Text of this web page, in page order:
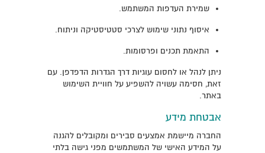
שמירת העדפות המשתמש.
איסוף נתוני שימוש לצרכי סטטיסטיקה וניתוח.
התאמת תכנים ופרסומות.
ניתן לנהל או לחסום עוגיות דרך הגדרות הדפדפן. עם
זאת, חסימה עשויה להשפיע על חוויית השימוש
באתר.
אבטחת מידע
החברה מיישמת אמצעים סבירים ומקובלים להגנה
על המידע האישי של המשתמשים מפני גישה בלתי